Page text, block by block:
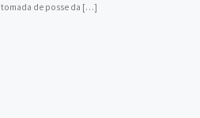
tomada de posse da […]